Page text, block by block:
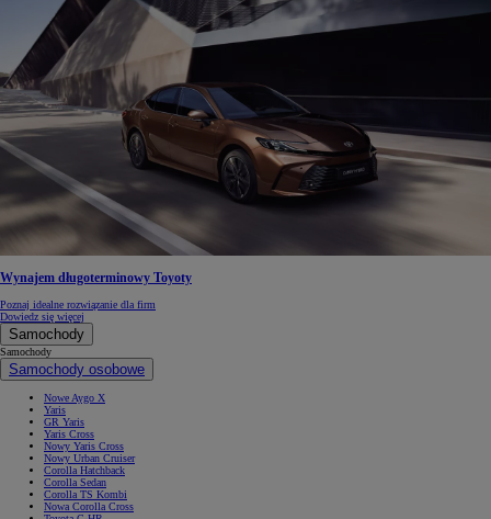
Wynajem długoterminowy Toyoty
Poznaj idealne rozwiązanie dla firm
Dowiedz się więcej
Samochody
Samochody
Samochody osobowe
Nowe Aygo X
Yaris
GR Yaris
Yaris Cross
Nowy Yaris Cross
Nowy Urban Cruiser
Corolla Hatchback
Corolla Sedan
Corolla TS Kombi
Nowa Corolla Cross